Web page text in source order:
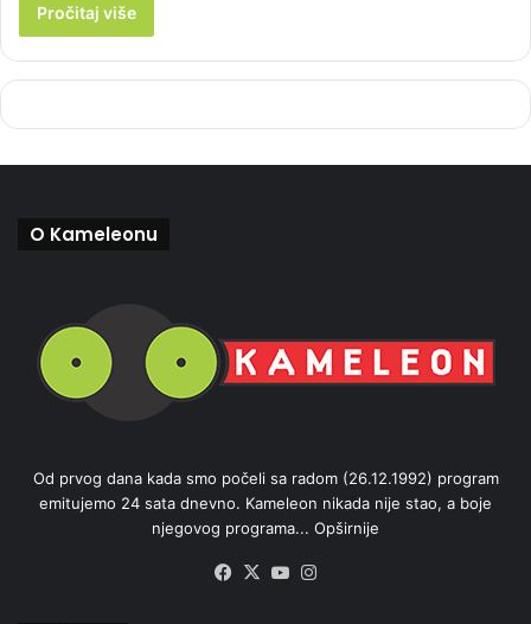
Pročitaj više
O Kameleonu
Od prvog dana kada smo počeli sa radom (26.12.1992) program
emitujemo 24 sata dnevno. Kameleon nikada nije stao, a boje
njegovog programa... Opširnije
Facebook
X YouTube